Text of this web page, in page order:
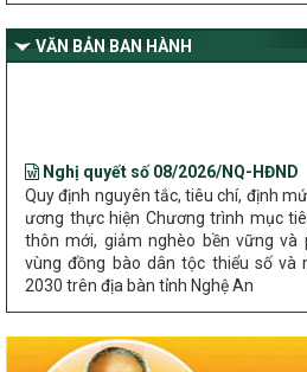
Nghệ An
Bộ Dân tộc và Tôn giáo làm việc với
VĂN BẢN BAN HÀNH
ương thực hiện Chương trình mục
thôn mới, giảm nghèo bền vững
vùng đồng bào dân tộc thiểu số và
2030 trên địa bàn tỉnh Nghệ An
Chỉ Thị số 22-CT/TU
hội vùng đồng bào dân tộc thiểu số